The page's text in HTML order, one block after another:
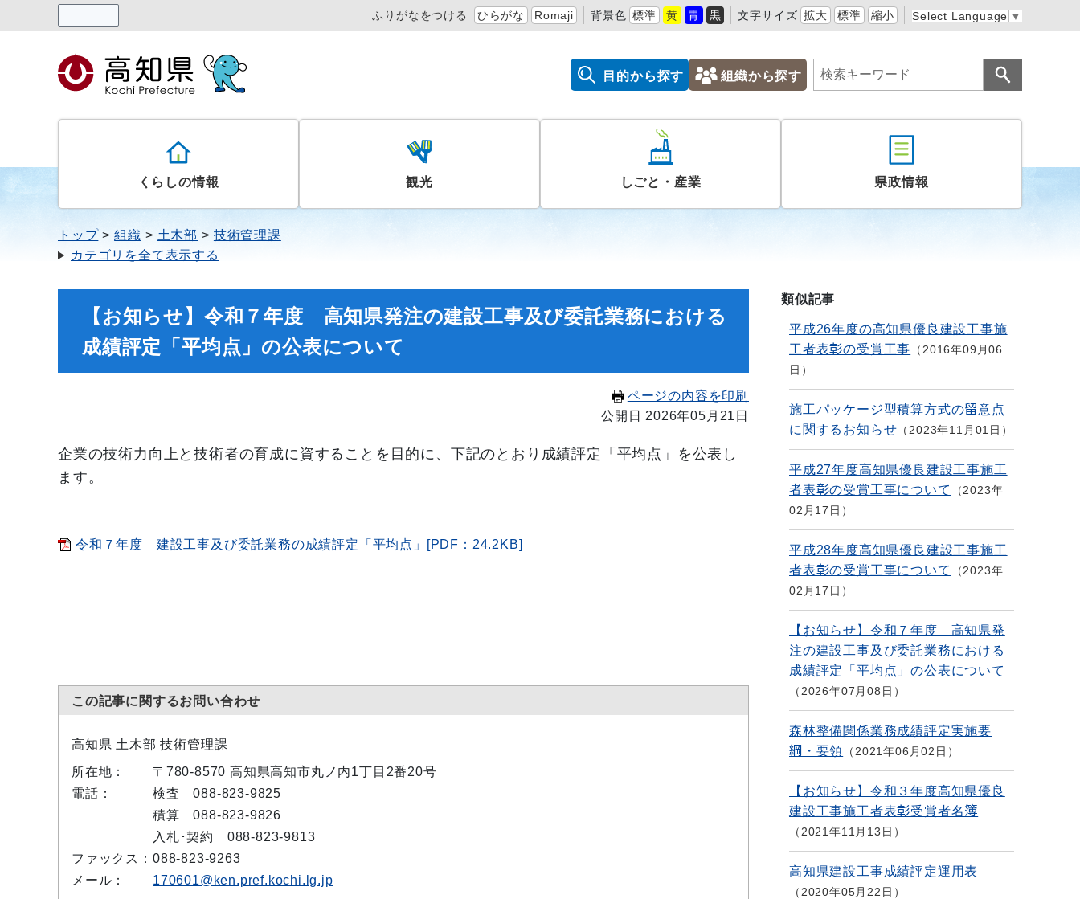
ふりがなをつける ひらがな Romaji 背景色 標準 黄 青 黒 文字サイズ 拡大 標準 縮小 Select Language ▼
目的から探す 組織から探す
くらしの情報 観光 しごと・産業 県政情報
トップ 組織 土木部
技術管理課
カテゴリを全て表示する
【お知らせ】令和７年度 高知県発注の建設工事及び委託業務における
成績評定「平均点」の公表について
ページの内容を印刷
公開日 2026年05月21日
企業の技術力向上と技術者の育成に資することを目的に、下記のとおり成績評定「平均点」を公表し
ます。
令和７年度 建設工事及び委託業務の成績評定「平均点」[PDF：24.2KB]
この記事に関するお問い合わせ
高知県 土木部 技術管理課
所在地：
〒780-8570 高知県高知市丸ノ内1丁目2番20号
電話：
検査 088-823-9825
積算 088-823-9826
入札･契約 088-823-9813
ファックス： 088-823-9263
メール：
170601@ken.pref.kochi.lg.jp
類似記事
平成26年度の高知県優良建設工事施
工者表彰の受賞工事
2016年09月06
日
施工パッケージ型積算方式の留意点
に関するお知らせ
2023年11月01日
平成27年度高知県優良建設工事施工
者表彰の受賞工事について
2023年
02月17日
平成28年度高知県優良建設工事施工
者表彰の受賞工事について
2023年
02月17日
【お知らせ】令和７年度 高知県発
注の建設工事及び委託業務における
成績評定「平均点」の公表について
2026年07月08日
森林整備関係業務成績評定実施要
綱・要領
2021年06月02日
【お知らせ】令和３年度高知県優良
建設工事施工者表彰受賞者名簿
2021年11月13日
高知県建設工事成績評定運用表
2020年05月22日